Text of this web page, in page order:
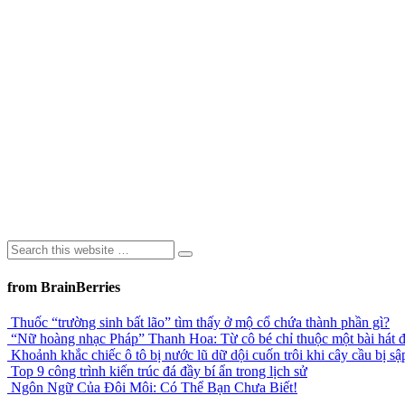
from BrainBerries
Thuốc “trường sinh bất lão” tìm thấy ở mộ cổ chứa thành phần gì?
“Nữ hoàng nhạc Pháp” Thanh Hoa: Từ cô bé chỉ thuộc một bài hát
Khoảnh khắc chiếc ô tô bị nước lũ dữ dội cuốn trôi khi cây cầu bị
Top 9 công trình kiến trúc đá đầy bí ẩn trong lịch sử
Ngôn Ngữ Của Đôi Môi: Có Thể Bạn Chưa Biết!